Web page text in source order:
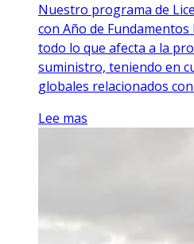
Nuestro programa de
con Año de
todo lo que afecta a la
suministro, teniendo en
globales relacionados
Lee mas